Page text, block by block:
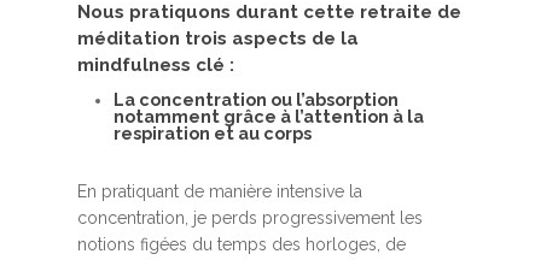
Nous pratiquons durant cette retraite de
méditation trois aspects de la
mindfulness clé :
La concentration ou l’absorption
notamment grâce à l’attention à la
respiration et au corps
En pratiquant de manière intensive la
concentration, je perds progressivement les
notions figées du temps des horloges, de